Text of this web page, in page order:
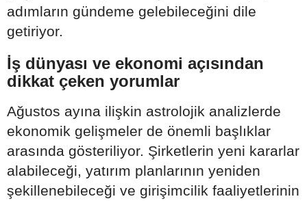
adımların gündeme gelebileceğini dile
getiriyor.
İş dünyası ve ekonomi açısından
dikkat çeken yorumlar
Ağustos ayına ilişkin astrolojik analizlerde
ekonomik gelişmeler de önemli başlıklar
arasında gösteriliyor. Şirketlerin yeni kararlar
alabileceği, yatırım planlarının yeniden
şekillenebileceği ve girişimcilik faaliyetlerinin